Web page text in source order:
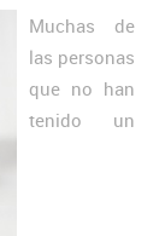
Muchas de
las personas
que no han
tenido un